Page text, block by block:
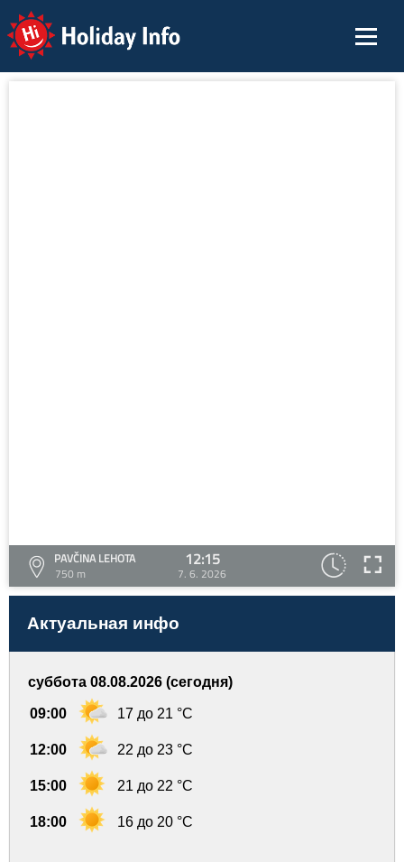
Holiday Info
PAVČINA LEHOTA
750 m
12:15
7. 6. 2026
Актуальная инфо
суббота 08.08.2026 (сегодня)
09:00 17 до 21 °C
12:00 22 до 23 °C
15:00 21 до 22 °C
18:00 16 до 20 °C